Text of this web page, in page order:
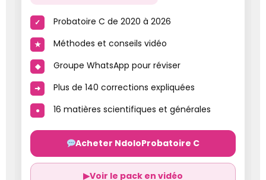
Probatoire C de 2020 à 2026
Méthodes et conseils vidéo
Groupe WhatsApp pour réviser
Plus de 140 corrections expliquées
16 matières scientifiques et générales
Acheter NdoloProbatoire C
▶Voir le pack en vidéo